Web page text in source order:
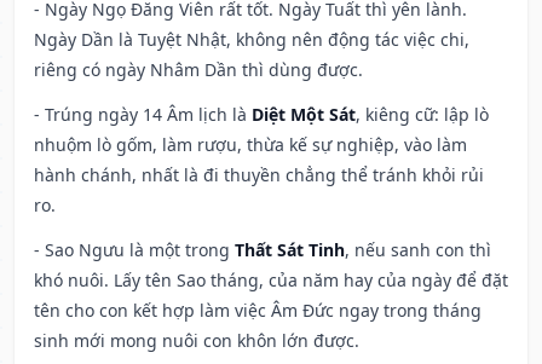
- Ngày Ngọ Đăng Viên rất tốt. Ngày Tuất thì yên lành.
Ngày Dần là Tuyệt Nhật, không nên động tác việc chi,
riêng có ngày Nhâm Dần thì dùng được.
- Trúng ngày 14 Âm lịch là Diệt Một Sát, kiêng cữ: lập lò
nhuộm lò gốm, làm rượu, thừa kế sự nghiệp, vào làm
hành chánh, nhất là đi thuyền chẳng thể tránh khỏi rủi
ro.
- Sao Ngưu là một trong Thất Sát Tinh, nếu sanh con thì
khó nuôi. Lấy tên Sao tháng, của năm hay của ngày để đặt
tên cho con kết hợp làm việc Âm Đức ngay trong tháng
sinh mới mong nuôi con khôn lớn được.